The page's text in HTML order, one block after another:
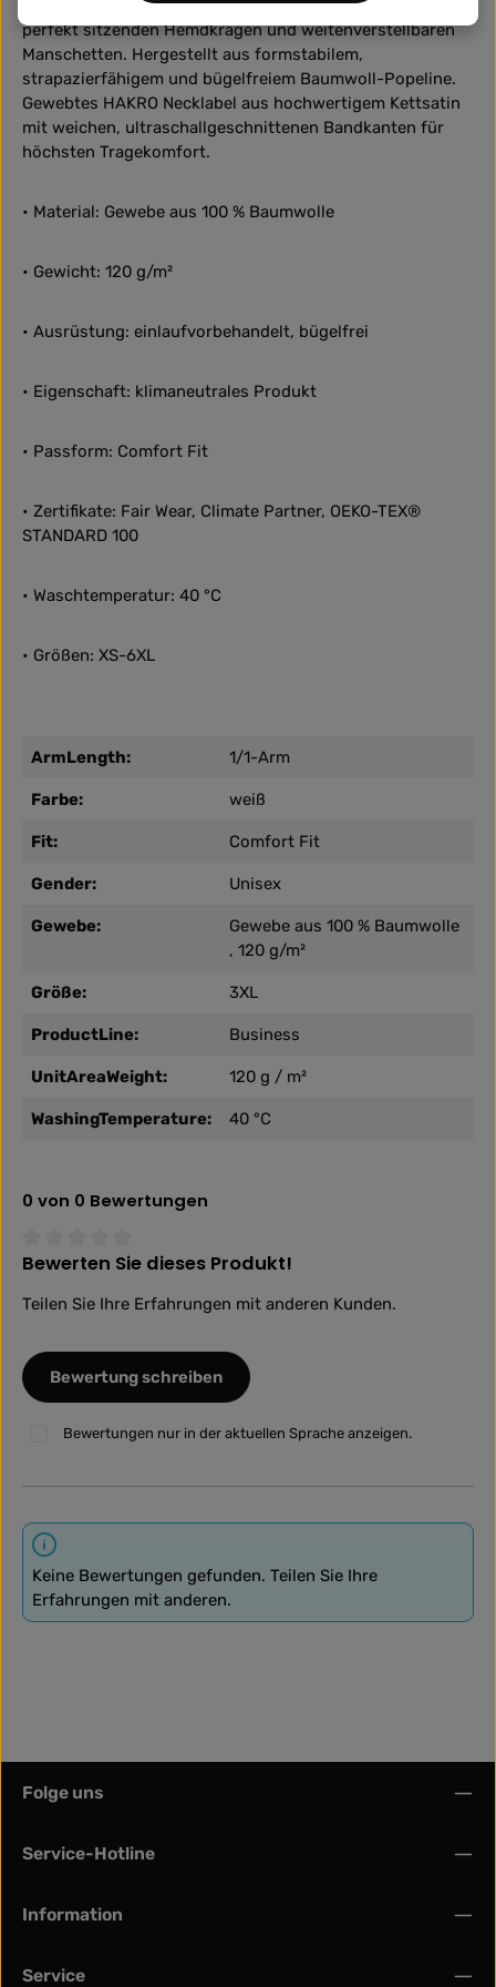
Ersatzknöpfen, eingearbeiteten Kragenstäbchen für einen
perfekt sitzenden Hemdkragen und weitenverstellbaren
Manschetten. Hergestellt aus formstabilem,
strapazierfähigem und bügelfreiem Baumwoll-Popeline.
Gewebtes HAKRO Necklabel aus hochwertigem Kettsatin
mit weichen, ultraschallgeschnittenen Bandkanten für
höchsten Tragekomfort.
• Material: Gewebe aus 100 % Baumwolle
• Gewicht: 120 g/m²
• Ausrüstung: einlaufvorbehandelt, bügelfrei
• Eigenschaft: klimaneutrales Produkt
• Passform: Comfort Fit
• Zertifikate: Fair Wear, Climate Partner, OEKO-TEX®
STANDARD 100
• Waschtemperatur: 40 °C
• Größen: XS-6XL
ArmLength: 1/1-Arm
Farbe: weiß
Fit: Comfort Fit
Gender: Unisex
Gewebe:
Gewebe aus 100 % Baumwolle
, 120 g/m²
Größe: 3XL
ProductLine: Business
UnitAreaWeight: 120 g / m²
WashingTemperature: 40 °C
0 von 0 Bewertungen
Durchschnittliche Bewertung von 0 von 5 Sternen
Bewerten Sie dieses Produkt!
Teilen Sie Ihre Erfahrungen mit anderen Kunden.
Bewertung schreiben
Bewertungen nur in der aktuellen Sprache anzeigen.
Keine Bewertungen gefunden. Teilen Sie Ihre
Erfahrungen mit anderen.
Folge uns
Service-Hotline
Information
Service